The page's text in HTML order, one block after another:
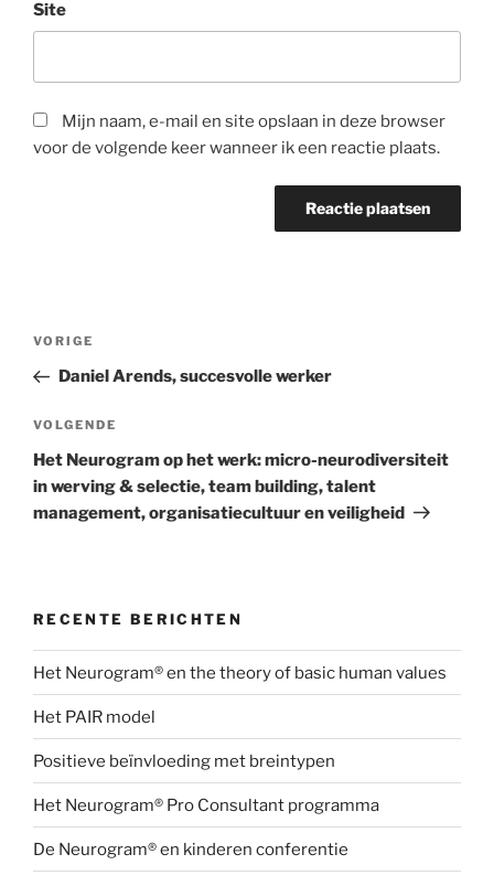
Site
Mijn naam, e-mail en site opslaan in deze browser
voor de volgende keer wanneer ik een reactie plaats.
Bericht
Vorig
bericht
VORIGE
Daniel Arends, succesvolle werker
Volgend
bericht
VOLGENDE
Het Neurogram op het werk: micro-neurodiversiteit
in werving & selectie, team building, talent
management, organisatiecultuur en veiligheid
RECENTE BERICHTEN
Het Neurogram® en the theory of basic human values
Het PAIR model
Positieve beïnvloeding met breintypen
Het Neurogram® Pro Consultant programma
De Neurogram® en kinderen conferentie